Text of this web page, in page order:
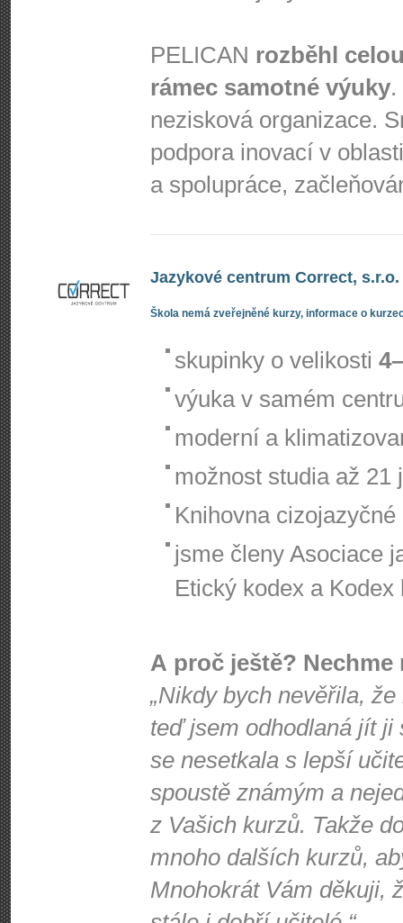
PELICAN rozběhl
rámec samotné výuky
nezisková organizace.
podpora inovací v
a spolupráce,
Jazykové centrum Correct, s.r.o.
Škola nemá zveřejněné kurzy, informace o
skupinky o velikosti
výuka v samém
moderní a
možnost studia až 21
Knihovna
jsme členy Asociace
Etický kodex a Kodex
A proč ještě?
„Nikdy bych nevěřila,
teď jsem odhodlaná jít
se nesetkala s lepší
spoustě známým a
z Vašich kurzů. Takže
mnoho dalších kurzů,
Mnohokrát Vám děkuji,